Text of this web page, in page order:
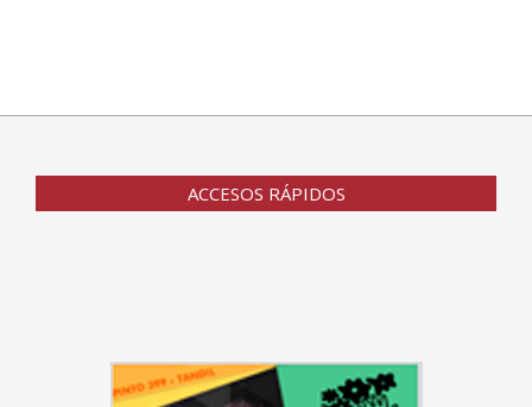
ACCESOS RÁPIDOS